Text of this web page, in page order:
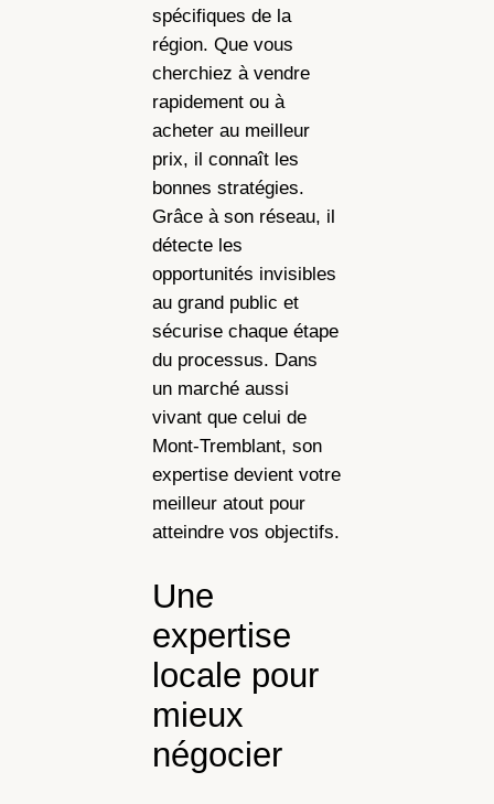
spécifiques de la
région. Que vous
cherchiez à vendre
rapidement ou à
acheter au meilleur
prix, il connaît les
bonnes stratégies.
Grâce à son réseau, il
détecte les
opportunités invisibles
au grand public et
sécurise chaque étape
du processus. Dans
un marché aussi
vivant que celui de
Mont-Tremblant, son
expertise devient votre
meilleur atout pour
atteindre vos objectifs.
Une
expertise
locale pour
mieux
négocier